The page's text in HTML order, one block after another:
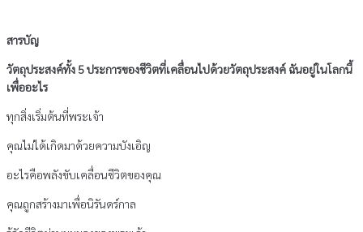
อะไร
(สำหรับ
42
วัน)
ชิ้น
สารบัญ
วัตถุประสงค์ทั้ง 5 ประการของชีวิตที่เคลื่อนไปด้วยวัตถุประสงค์ ฉันอยู่ในโลกนี้
เพื่ออะไร
ทุกสิ่งเริ่มต้นที่พระเจ้า
คุณไม่ได้เกิดมาด้วยความบังเอิญ
อะไรคือพลังขับเคลื่อนชีวิตของคุณ
คุณถูกสร้างมาเพื่อนิรันดร์กาล